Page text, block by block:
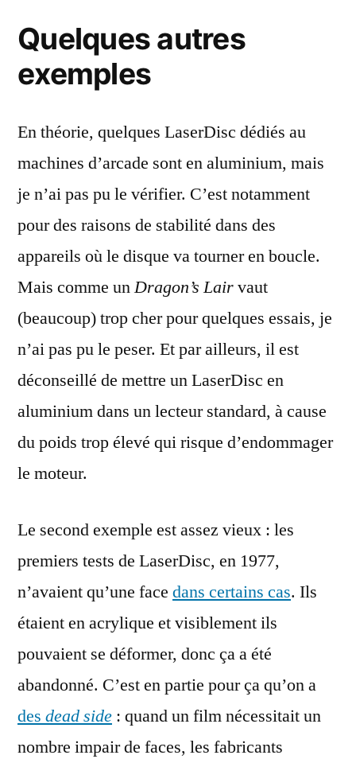
Quelques autres
exemples
En théorie, quelques LaserDisc dédiés au
machines d’arcade sont en aluminium, mais
je n’ai pas pu le vérifier. C’est notamment
pour des raisons de stabilité dans des
appareils où le disque va tourner en boucle.
Mais comme unDragon’s Lairvaut
(beaucoup) trop cher pour quelques essais, je
n’ai pas pu le peser. Et par ailleurs, il est
déconseillé de mettre un LaserDisc en
aluminium dans un lecteur standard, à cause
du poids trop élevé qui risque d’endommager
le moteur.
Le second exemple est assez vieux : les
premiers tests de LaserDisc, en 1977,
n’avaient qu’une face dans certains cas. Ils
étaient en acrylique et visiblement ils
pouvaient se déformer, donc ça a été
abandonné. C’est en partie pour ça qu’on a
des dead side : quand un film nécessitait un
nombre impair de faces, les fabricants